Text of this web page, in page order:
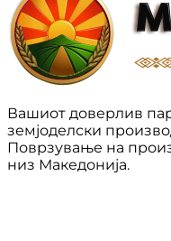
Вашиот доверлив
земјоделски
Поврзување на
низ Македонија.